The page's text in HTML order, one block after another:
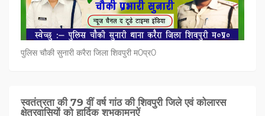
पुलिस चौकी सुनारी करैरा जिला शिवपुरी म0प्र0
स्वतंत्रता की 79 वीं वर्ष गांठ की शिवपुरी जिले एवं कोलारस
क्षेत्रवासियों को हार्दिक शुभकामनऐं